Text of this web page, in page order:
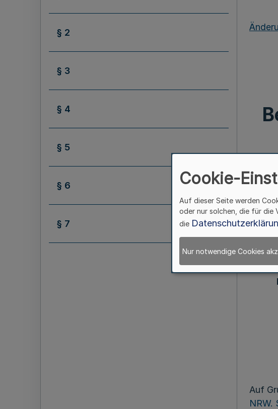
§ 2
§ 3
§ 4
§ 5
§ 6
§ 7
Auf
NRW.
Cookie-
Auf dieser Seite werden
oder nur solchen, die für die
die
Nur notwendige Cookies